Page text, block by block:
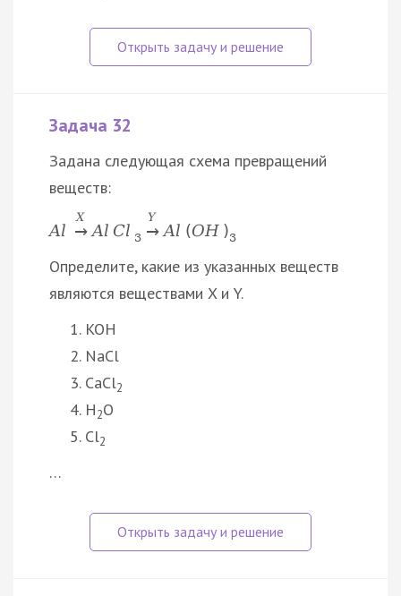
Задача 32
Задана следующая схема превращений
веществ:
Al
X
→ Al Cl 3
Y
→ Al (OH )3
Определите, какие из указанных веществ
являются веществами X и Y.
KOH
NaCl
CaCl2
H2O
Cl2
…